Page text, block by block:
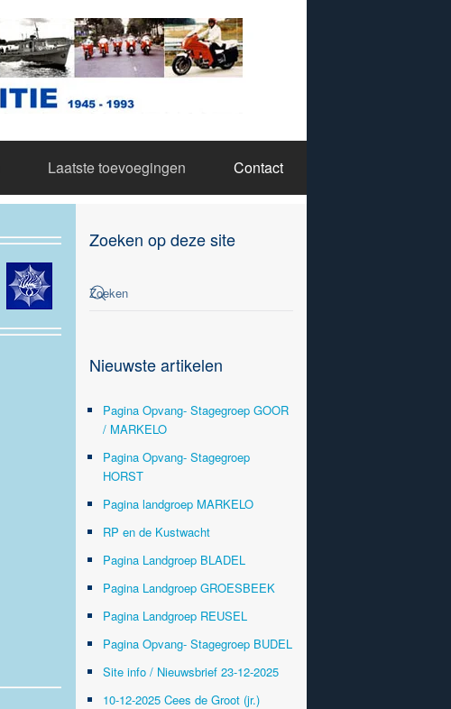
Laatste toevoegingen Contact
Zoeken op deze site
Nieuwste artikelen
Pagina Opvang- Stagegroep GOOR
/ MARKELO
Pagina Opvang- Stagegroep
HORST
Pagina landgroep MARKELO
RP en de Kustwacht
Pagina Landgroep BLADEL
Pagina Landgroep GROESBEEK
Pagina Landgroep REUSEL
Pagina Opvang- Stagegroep BUDEL
Site info / Nieuwsbrief 23-12-2025
10-12-2025 Cees de Groot (jr.)